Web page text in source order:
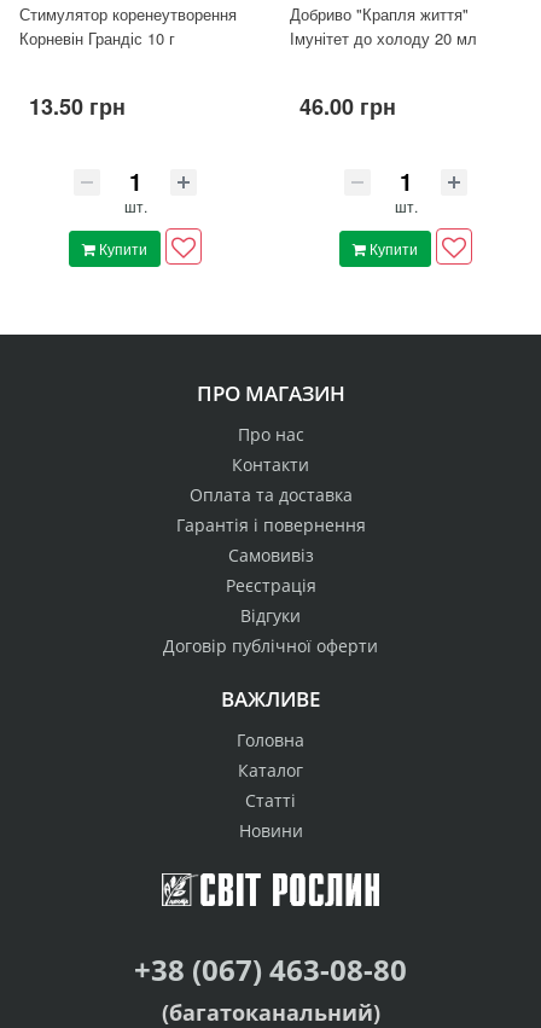
Стимулятор коренеутворення
Корневін Грандіс 10 г
13.50 грн
шт.
Купити
Добриво "Крапля життя"
Імунітет до холоду 20 мл
46.00 грн
шт.
Купити
ПРО МАГАЗИН
Про нас
Контакти
Оплата та доставка
Гарантія і повернення
Самовивіз
Реєстрація
Відгуки
Договір публічної оферти
ВАЖЛИВЕ
Головна
Каталог
Статті
Новини
+38 (067) 463-08-80
(багатоканальний)